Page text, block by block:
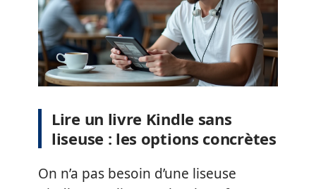
Lire un livre Kindle sans
liseuse : les options concrètes
On n’a pas besoin d’une liseuse